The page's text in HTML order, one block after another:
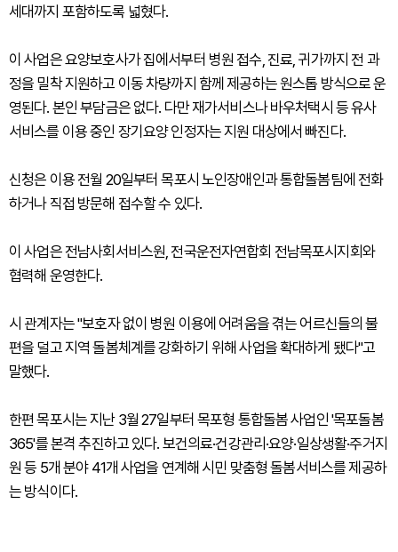
세대까지 포함하도록 넓혔다.
이 사업은 요양보호사가 집에서부터 병원 접수, 진료, 귀가까지 전 과
정을 밀착 지원하고 이동 차량까지 함께 제공하는 원스톱 방식으로 운
영된다. 본인 부담금은 없다. 다만 재가서비스나 바우처택시 등 유사
서비스를 이용 중인 장기요양 인정자는 지원 대상에서 빠진다.
신청은 이용 전월 20일부터 목포시 노인장애인과 통합돌봄팀에 전화
하거나 직접 방문해 접수할 수 있다.
이 사업은 전남사회서비스원, 전국운전자연합회 전남목포시지회와
협력해 운영한다.
시 관계자는 "보호자 없이 병원 이용에 어려움을 겪는 어르신들의 불
편을 덜고 지역 돌봄체계를 강화하기 위해 사업을 확대하게 됐다"고
말했다.
한편 목포시는 지난 3월 27일부터 목포형 통합돌봄 사업인 '목포돌봄
365'를 본격 추진하고 있다. 보건의료·건강관리·요양·일상생활·주거지
원 등 5개 분야 41개 사업을 연계해 시민 맞춤형 돌봄서비스를 제공하
는 방식이다.